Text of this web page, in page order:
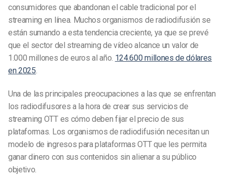
consumidores que abandonan el cable tradicional por el
streaming en línea. Muchos organismos de radiodifusión se
están sumando a esta tendencia creciente, ya que se prevé
que el sector del streaming de vídeo alcance un valor de
1.000 millones de euros al año. 124.600 millones de dólares
en 2025
Una de las principales preocupaciones a las que se enfrentan
los radiodifusores a la hora de crear sus servicios de
streaming OTT es cómo deben fijar el precio de sus
plataformas. Los organismos de radiodifusión necesitan un
modelo de ingresos para plataformas OTT que les permita
ganar dinero con sus contenidos sin alienar a su público
objetivo.